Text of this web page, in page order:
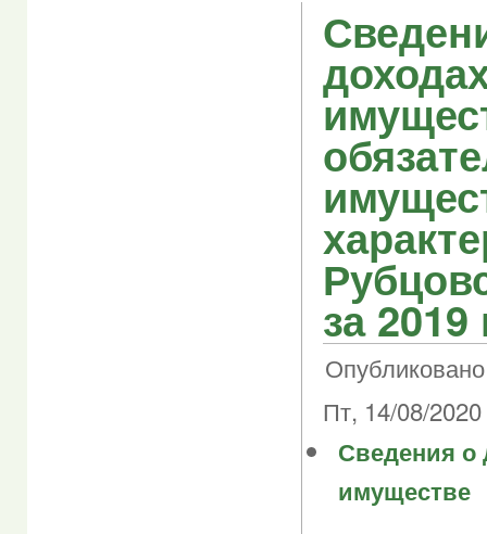
за 2019
Пт, 14/08/
Сведения о
имуществе